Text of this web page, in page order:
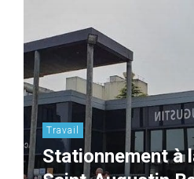
Travail
Stationnement à